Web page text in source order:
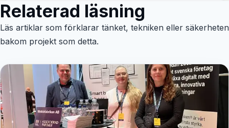
Relaterad läsning
Läs artiklar som förklarar tänket, tekniken eller säkerheten
bakom projekt som detta.